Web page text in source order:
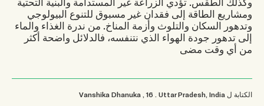
ومشاريع الطاقة إلى فقدان غير مسبوق للتنوع البيولوجي
وتدهور السكان والتلوث وأزمة المناخ. من ندرة الغذاء والماء
إلى تدهور جودة الهواء الذي نتنفسه، فالدلائل واضحة أكثر
من أي وقت مضى
Vanshika Dhanuka , 16 Uttar Pradesh, India الكتابة ل